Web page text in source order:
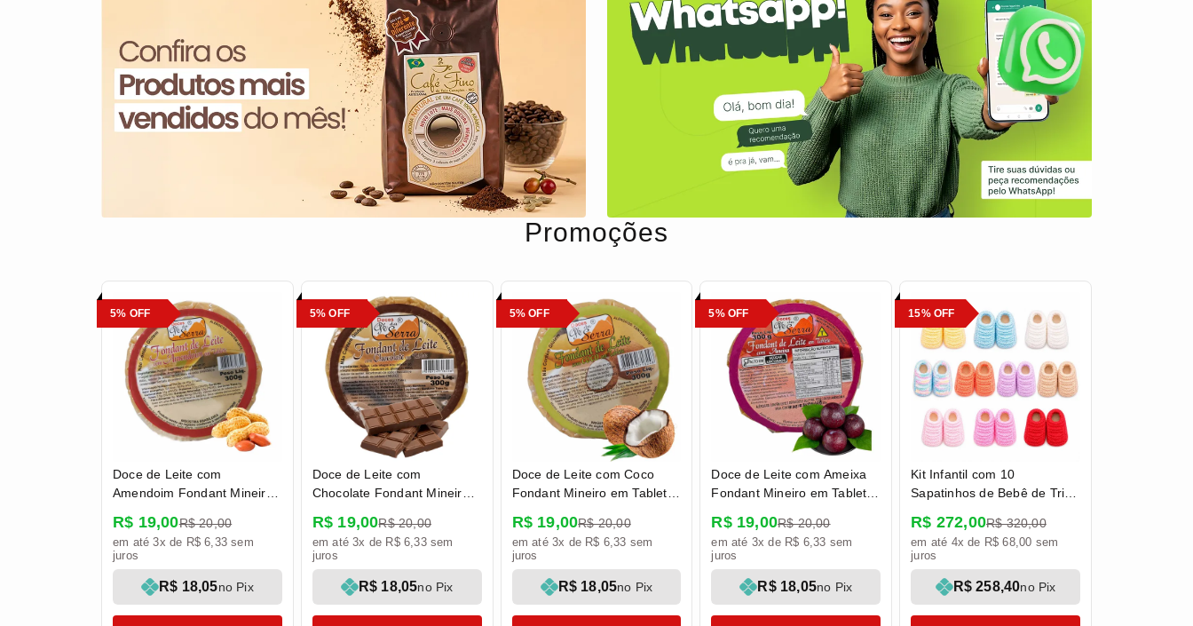
Promoções
Doce de Leite com
Amendoim Fondant Mineiro
da Serra
R$ 19,00R$ 20,00
5% OFF
R$ 18,05no Pix
em até 3x de R$ 6,33 sem
juros
Doce de Leite com
Chocolate Fondant Mineiro
da Serra
R$ 19,00R$ 20,00
5% OFF
R$ 18,05no Pix
em até 3x de R$ 6,33 sem
juros
Doce de Leite com Coco
Fondant Mineiro em Tablete
R$ 19,00R$ 20,00
5% OFF
R$ 18,05no Pix
em até 3x de R$ 6,33 sem
juros
Doce de Leite com Ameixa
Fondant Mineiro em Tablete
R$ 19,00R$ 20,00
5% OFF
R$ 18,05no Pix
em até 3x de R$ 6,33 sem
juros
Kit Infantil com 10
Sapatinhos de Bebê de Tricô
R$ 272,00R$ 320,00
15% OFF
R$ 258,40no Pix
em até 4x de R$ 68,00 sem
juros